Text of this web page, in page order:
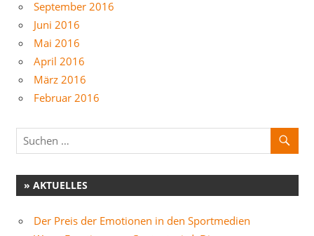
September 2016
Juni 2016
Mai 2016
April 2016
März 2016
Februar 2016
» AKTUELLES
Der Preis der Emotionen in den Sportmedien